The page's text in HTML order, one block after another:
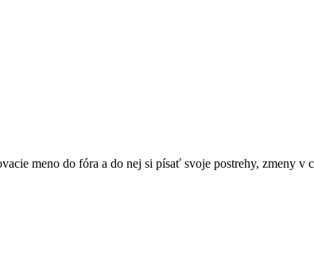
meno do fóra a do nej si písať svoje postrehy, zmeny v